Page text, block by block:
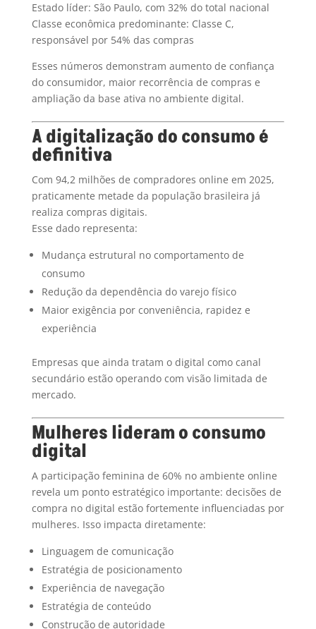
Estado líder: São Paulo, com 32% do total nacional
Classe econômica predominante: Classe C,
responsável por 54% das compras
Esses números demonstram aumento de confiança
do consumidor, maior recorrência de compras e
ampliação da base ativa no ambiente digital.
A digitalização do consumo é
definitiva
Com 94,2 milhões de compradores online em 2025,
praticamente metade da população brasileira já
realiza compras digitais.
Esse dado representa:
Mudança estrutural no comportamento de
consumo
Redução da dependência do varejo físico
Maior exigência por conveniência, rapidez e
experiência
Empresas que ainda tratam o digital como canal
secundário estão operando com visão limitada de
mercado.
Mulheres lideram o consumo
digital
A participação feminina de 60% no ambiente online
revela um ponto estratégico importante: decisões de
compra no digital estão fortemente influenciadas por
mulheres. Isso impacta diretamente:
Linguagem de comunicação
Estratégia de posicionamento
Experiência de navegação
Estratégia de conteúdo
Construção de autoridade